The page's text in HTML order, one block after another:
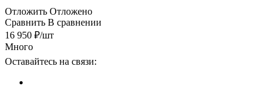
Отложить Отложено
Сравнить В сравнении
16 950 ₽/шт
Много
Оставайтесь на связи: